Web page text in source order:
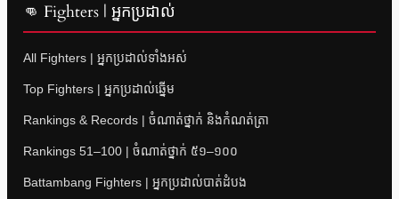
👊 Fighters | អ្នកប្រដាល់
All Fighters | អ្នកប្រដាល់ទាំងអស់
Top Fighters | អ្នកប្រដាល់ឆ្នើម
Rankings & Records | ចំណាត់ថ្នាក់ និងកំណត់ត្រា
Rankings 51–100 | ចំណាត់ថ្នាក់ ៥១–១០០
Battambang Fighters | អ្នកប្រដាល់បាត់ដំបង